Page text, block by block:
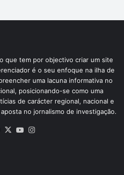
que tem por objectivo criar um site
é o seu enfoque na ilha de
uma lacuna informativa no
posicionando-se como uma
de carácter regional, nacional e
no jornalismo de investigação.
Facebook
X YouTube